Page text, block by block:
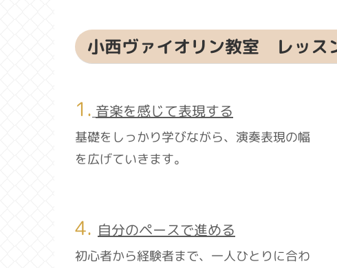
小西ヴァイオリン教室 レッス
1. 音楽を感じて表現する
基礎をしっかり学びながら、演奏表現の幅
を広げていきます。
4. 自分のペースで進める
初心者から経験者まで、一人ひとりに合わ